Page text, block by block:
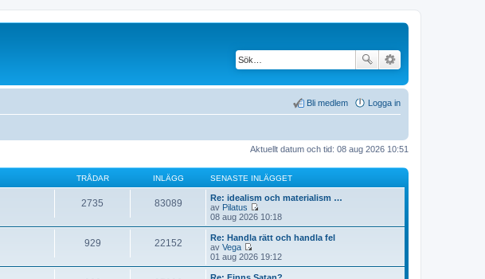
Logga in
Bli medlem
Aktuellt datum och tid: 08 aug 2026 10:51
TRÅDAR INLÄGG SENASTE INLÄGGET
2735 83089
Re: idealism och materialism …
av Pilatus
G
å
t
i
08 aug 2026 10:18
929 22152
Re: Handla rätt och handla fel
av Vega
G
å
t
01 aug 2026 19:12